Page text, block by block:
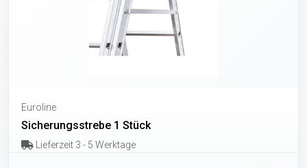
Euroline
Sicherungsstrebe 1 Stück
Lieferzeit 3 - 5 Werktage